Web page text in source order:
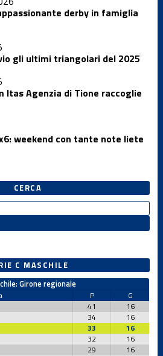
derby in famiglia
gli ultimi triangolari del 2025
Itas Agenzia di Tione raccoglie
weekend con tante note liete
CERCA
C MASCHILE
Girone regionale
P
G
41
16
34
16
33
16
32
16
29
16